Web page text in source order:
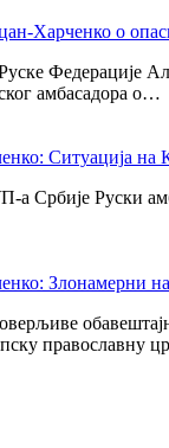
Харченко о
Федерације
амбасадора о…
Ситуација на
Србије Руски
Злонамерни
православну